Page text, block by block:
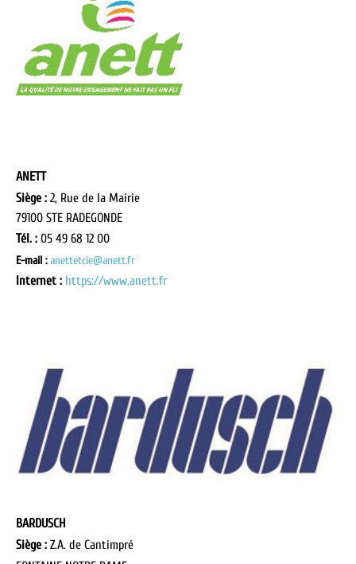
ANETT
Siège : 2, Rue de la Mairie
79100 STE RADEGONDE
Tél. : 05 49 68 12 00
E-mail :anettetcie@anett.fr
Internet : https://www.anett.fr
BARDUSCH
Siège : Z.A. de Cantimpré